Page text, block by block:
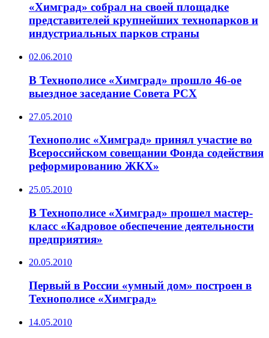
«Химград» собрал на своей площадке
представителей крупнейших технопарков и
индустриальных парков страны
02.06.2010
В Технополисе «Химград» прошло 46-ое
выездное заседание Совета РСХ
27.05.2010
Технополис «Химград» принял участие во
Всероссийском совещании Фонда содействия
реформированию ЖКХ»
25.05.2010
В Технополисе «Химград» прошел мастер-
класс «Кадровое обеспечение деятельности
предприятия»
20.05.2010
Первый в России «умный дом» построен в
Технополисе «Химград»
14.05.2010